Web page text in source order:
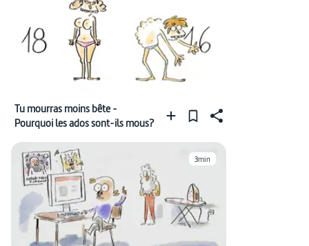
Tu mourras moins bête -
Pourquoi les ados sont-ils mous?
3min